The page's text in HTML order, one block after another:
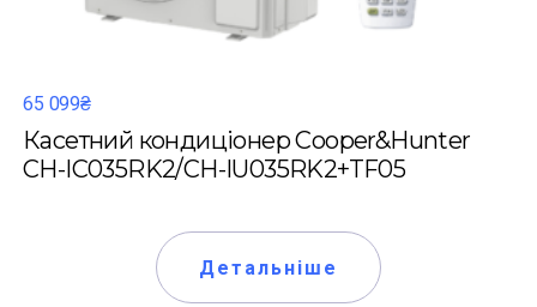
65 099₴
Касетний кондиціонер Cooper&Hunter
CH-IC035RK2/CH-IU035RK2+TF05
Детальніше